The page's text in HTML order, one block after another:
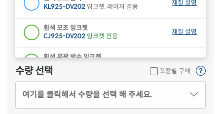
KL925-DV202 잉크젯, 레이저 겸용
재질 설명
흰색 모조 잉크젯
CJ925-DV202 잉크젯 전용
재질 설명
흰색 무광 방수 잉크젯
CJ925WU-DV202
재질 설명
CJ925LU-DV202잉크젯 전용
재질 설명
수량 선택 포장별 구매
여기를 클릭해서 수량을 선택 해 주세요.